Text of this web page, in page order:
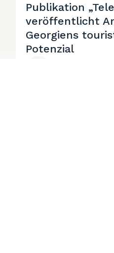
Publikation
veröffentlicht
Georgiens
Potenzial